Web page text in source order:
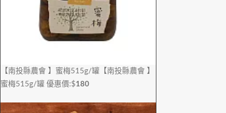
【南投縣農會 】蜜梅515g/罐 【南投縣農會 】
蜜梅515g/罐 優惠價:$180